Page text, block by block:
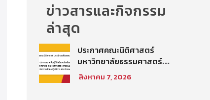
ข่าวสารและกิจกรรม
ล่าสุด
ประกาศคณะนิติศาสตร์
มหาวิทยาลัยธรรมศาสตร์
เรื่อง ประกาศรายชื่อผู้มี
สิทธิสอบข้อเขียนเป็น
สิงหาคม 7, 2026